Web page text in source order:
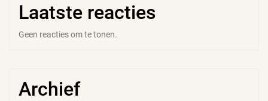
Laatste reacties
Geen reacties om te tonen.
Archief